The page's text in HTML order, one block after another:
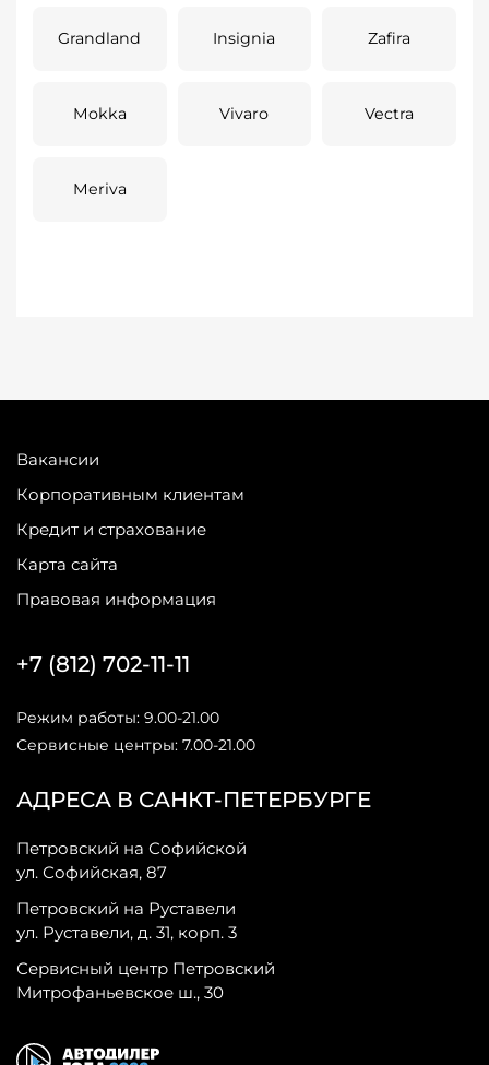
Grandland Insignia Zafira
Mokka Vivaro Vectra
Meriva
Вакансии
Корпоративным клиентам
Кредит и страхование
Карта сайта
Правовая информация
АДРЕСА В САНКТ-ПЕТЕРБУРГЕ
Петровский на Софийской
ул. Софийская, 87
Петровский на Руставели
ул. Руставели, д. 31, корп. 3
Сервисный центр Петровский
Митрофаньевское ш., 30
+7 (812) 702-11-11
Режим работы: 9.00-21.00
Сервисные центры: 7.00-21.00